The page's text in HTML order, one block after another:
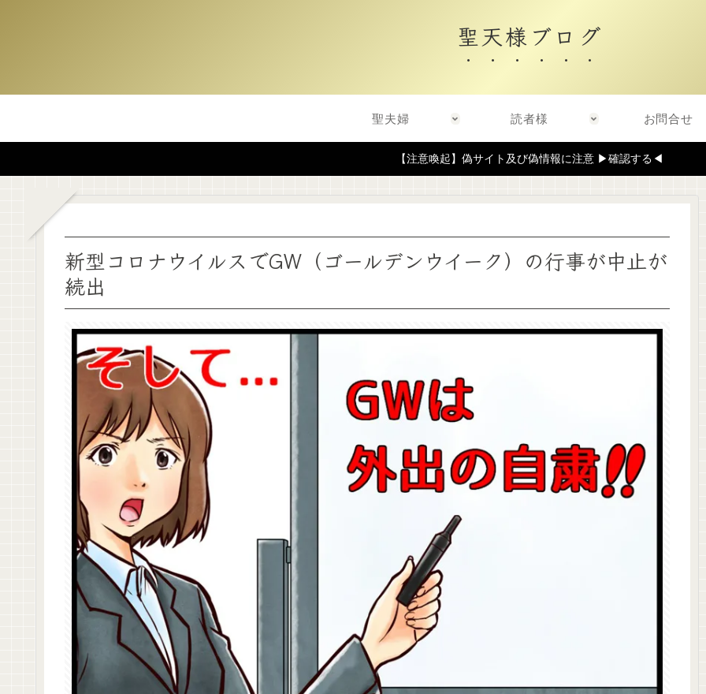
聖天様ブログ
聖夫婦 読者様 お問合せ
【注意喚起】偽サイト及び偽情報に注意 ▶確認する◀
新型コロナウイルスでGW（ゴールデンウイーク）の行事が中止が
続出